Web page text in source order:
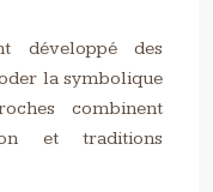
développé des
la symbolique
combinent
et traditions